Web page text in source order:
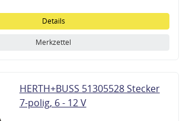
Details
Merkzettel
HERTH+BUSS 51305528 Stecker
7-polig, 6 - 12 V